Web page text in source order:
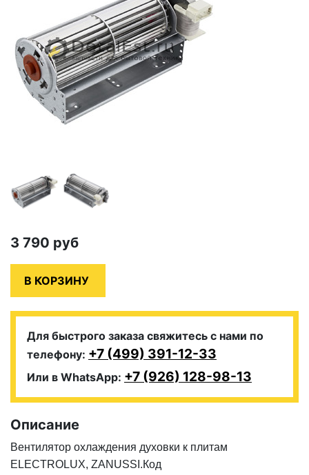
3 790 руб
Для быстрого заказа свяжитесь с нами по
телефону: +7 (499) 391-12-33
Или в WhatsApp: +7 (926) 128-98-13
Описание
Вентилятор охлаждения духовки к плитам
ELECTROLUX, ZANUSSI.Код